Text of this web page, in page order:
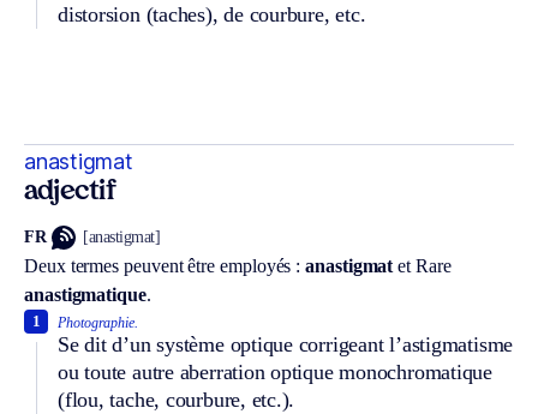
distorsion (taches), de courbure, etc.
anastigmat
adjectif
FR [anastigmat]
Deux termes peuvent être employés :anastigmat etRare
anastigmatique.
Photographie.
Se dit d’un système optique corrigeant l’astigmatisme
ou toute autre aberration optique monochromatique
(flou, tache, courbure, etc.).
1